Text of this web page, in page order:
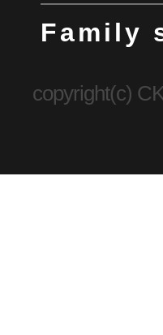
Family
copyright(c)